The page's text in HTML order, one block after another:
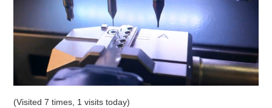
ORIGINALE OBDSTAR
ALIENTECH KESS V3
XHORSE VVDI
(Visited 7 times, 1 visits today)